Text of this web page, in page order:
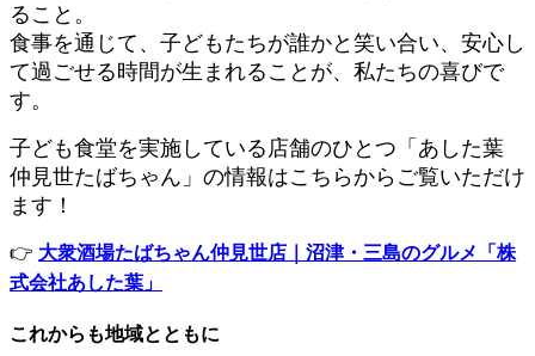
ること。
食事を通じて、子どもたちが誰かと笑い合い、安心し
て過ごせる時間が生まれることが、私たちの喜びで
す。
子ども食堂を実施している店舗のひとつ「あした葉
仲見世たばちゃん」の情報はこちらからご覧いただけ
ます！
👉 大衆酒場たばちゃん仲見世店｜沼津・三島のグルメ「株
式会社あした葉」
これからも地域とともに